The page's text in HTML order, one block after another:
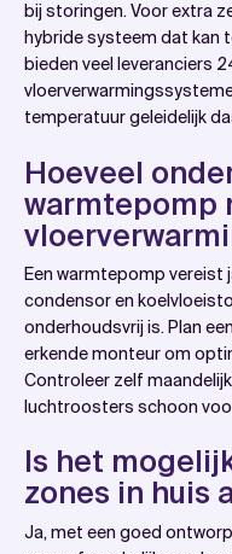
bij storingen. Voor extra
hybride systeem dat kan
bieden veel leveranciers
temperatuur geleidelijk
Hoeveel
warmtepomp
Een warmtepomp vereist
condensor en
onderhoudsvrij is. Plan
erkende monteur om
Controleer zelf
luchtroosters schoon
Is het
zones in huis
Ja, met een goed